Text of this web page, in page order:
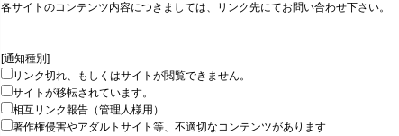
各サイトのコンテンツ内容につきましては、リンク先にてお問い合わせ下さい。
[通知種別]
リンク切れ、もしくはサイトが閲覧できません。
サイトが移転されています。
相互リンク報告（管理人様用）
著作権侵害やアダルトサイト等、不適切なコンテンツがあります